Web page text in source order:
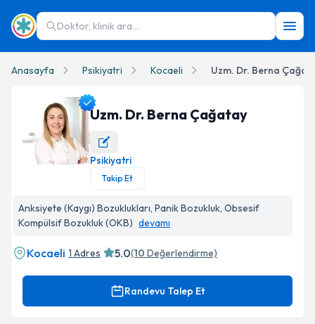
Doktor, klinik ara...
Anasayfa Psikiyatri Kocaeli Uzm. Dr. Berna
Uzm. Dr. Berna Çağatay Profil Fotoğrafı
Uzm. Dr. Berna Çağatay
Psikiyatri
Takip Et
Anksiyete (Kaygı) Bozuklukları, Panik Bozukluk, Obsesif
Kompülsif Bozukluk (OKB) devamı
Kocaeli 1 Adres 5.0(10 Değerlendirme)
Randevu Talep Et